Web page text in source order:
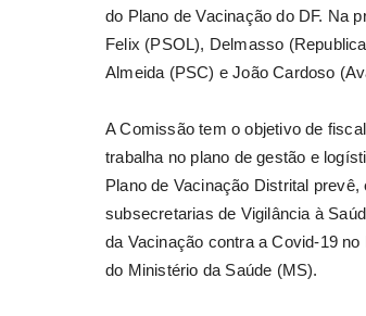
do Plano de Vacinação do DF. Na
Felix (PSOL), Delmasso
Almeida (PSC) e João Cardoso
A Comissão tem o objetivo de
trabalha no plano de gestão e
Plano de Vacinação Distrital
subsecretarias de Vigilância à
da Vacinação contra a Covid-19
do Ministério da Saúde (MS).